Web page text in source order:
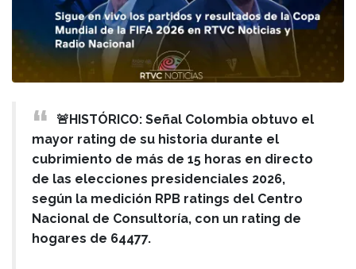
🚨HISTÓRICO: Señal Colombia obtuvo el
mayor rating de su historia durante el
cubrimiento de más de 15 horas en directo
de las elecciones presidenciales 2026,
según la medición RPB ratings del Centro
Nacional de Consultoría, con un rating de
hogares de 64477.